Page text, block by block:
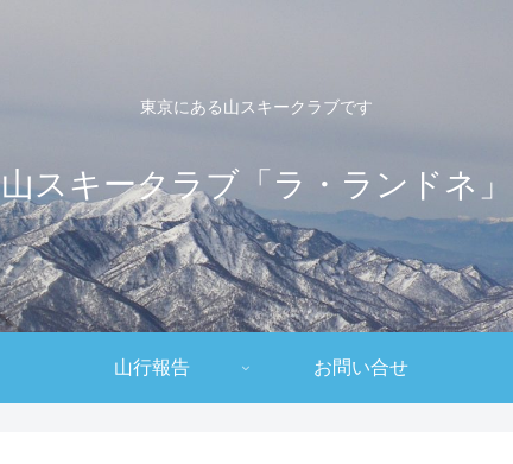
東京にある山スキークラブです
山スキークラブ「ラ・ランドネ」
山行報告 お問い合せ